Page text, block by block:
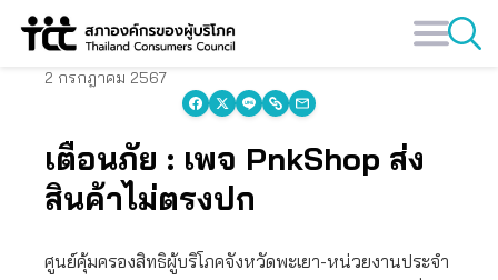
Skip
2 กรกฎาคม 2567
เตือนภัย : เพจ PnkShop ส่ง
สินค้าไม่ตรงปก
ศูนย์คุ้มครองสิทธิผู้บริโภคจังหวัดพะเยา-หน่วยงานประจำ